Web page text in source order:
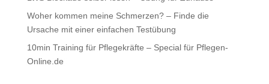
Woher kommen meine Schmerzen? – Finde die
Ursache mit einer einfachen Testübung
10min Training für Pflegekräfte – Special für Pflegen-
Online.de